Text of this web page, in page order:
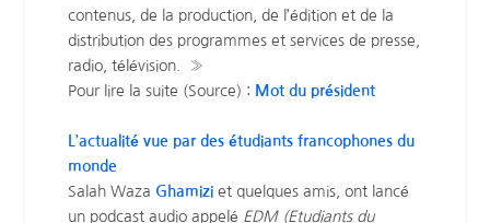
contenus, de la production, de l’édition et de la
distribution des programmes et services de presse,
radio, télévision. »
Pour lire la suite (Source) : Mot du président
L’actualité vue par des étudiants francophones du
monde
Salah Waza Ghamizi et quelques amis, ont lancé
un podcast audio appelé EDM (Etudiants du